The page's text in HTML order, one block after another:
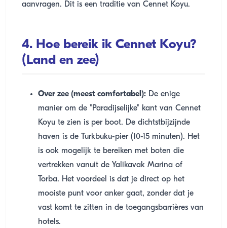
aanvragen. Dit is een traditie van Cennet Koyu.
4. Hoe bereik ik Cennet Koyu?
(Land en zee)
Over zee (meest comfortabel): De enige
manier om de "Paradijselijke" kant van Cennet
Koyu te zien is per boot. De dichtstbijzijnde
haven is de Turkbuku-pier (10-15 minuten). Het
is ook mogelijk te bereiken met boten die
vertrekken vanuit de Yalikavak Marina of
Torba. Het voordeel is dat je direct op het
mooiste punt voor anker gaat, zonder dat je
vast komt te zitten in de toegangsbarrières van
hotels.